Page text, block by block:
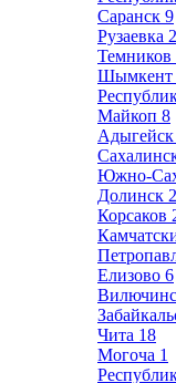
Саранск 9
Рузаевка 2
Темников
Шымкент
Майкоп 8
Адыгейск
Южно-
Долинск 2
Корсаков
Елизово 6
Чита 18
Могоча 1